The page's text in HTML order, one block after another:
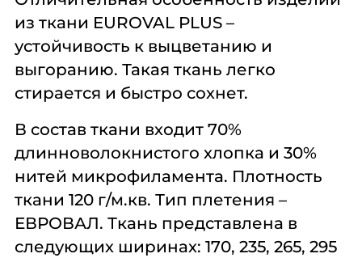
из ткани EUROVAL PLUS –
устойчивость к выцветанию и
выгоранию. Такая ткань легко
стирается и быстро сохнет.
В состав ткани входит 70%
длинноволокнистого хлопка и 30%
нитей микрофиламента. Плотность
ткани 120 г/м.кв. Тип плетения –
ЕВРОВАЛ. Ткань представлена в
следующих ширинах: 170, 235, 265, 295